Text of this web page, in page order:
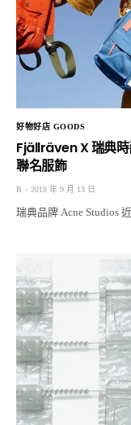
好物好店 GOODS
Fjällräven X 瑞典
聯名服飾
B 2018 年 9 月 13 日
瑞典品牌 Acne Studios